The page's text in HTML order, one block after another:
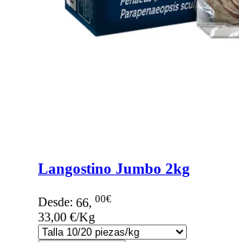
Langostino Jumbo 2kg
Desde: 66, 00€
33,00 €/Kg